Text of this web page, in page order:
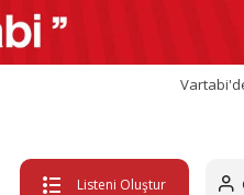
Listeni Oluştur